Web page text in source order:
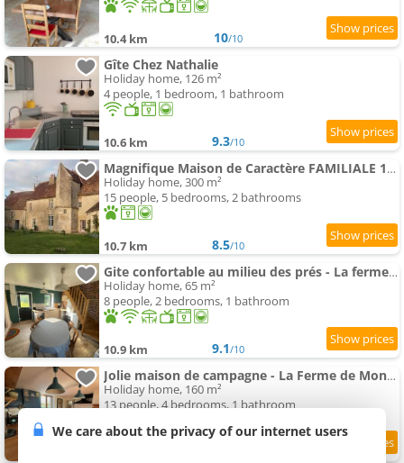
10.4 km 10/10
Gîte Chez Nathalie
Holiday home, 126 m²
4 people, 1 bedroom, 1 bathroom
10.6 km 9.3/10
Magnifique Maison de Caractère FAMILIALE 19 Couchages
Holiday home, 300 m²
15 people, 5 bedrooms, 2 bathrooms
10.7 km 8.5/10
Gite confortable au milieu des prés - La ferme de Montigny
Holiday home, 65 m²
8 people, 2 bedrooms, 1 bathroom
10.9 km 9.1/10
Jolie maison de campagne - La Ferme de Montigny, Orne
Holiday home, 160 m²
13 people, 4 bedrooms, 1 bathroom
We care about the privacy of our internet users